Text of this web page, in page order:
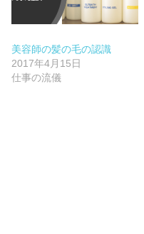
美容師の髪の毛の認識
2017年4月15日
仕事の流儀